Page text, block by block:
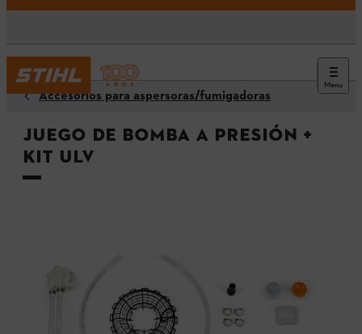
Menu
Accesorios para aspersoras/fumigadoras
Juego de bomba a presión +
kit ULV